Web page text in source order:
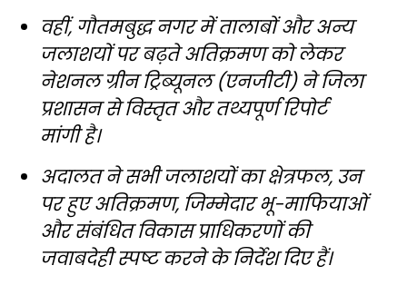
वहीं, गौतमबुद्ध नगर में तालाबों और अन्य
जलाशयों पर बढ़ते अतिक्रमण को लेकर
नेशनल ग्रीन ट्रिब्यूनल (एनजीटी) ने जिला
प्रशासन से विस्तृत और तथ्यपूर्ण रिपोर्ट
मांगी है।
अदालत ने सभी जलाशयों का क्षेत्रफल, उन
पर हुए अतिक्रमण, जिम्मेदार भू-माफियाओं
और संबंधित विकास प्राधिकरणों की
जवाबदेही स्पष्ट करने के निर्देश दिए हैं।